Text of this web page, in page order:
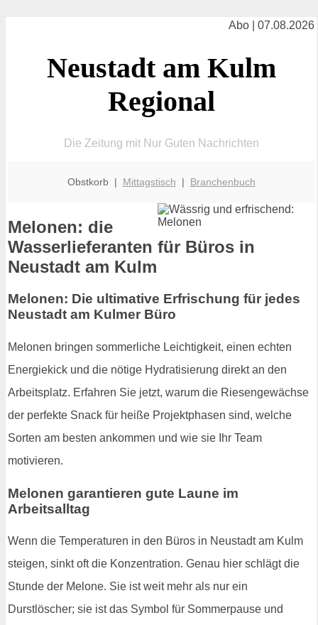
Abo | 07.08.2026
Neustadt am Kulm
Regional
Die Zeitung mit Nur Guten Nachrichten
Obstkorb | Mittagstisch | Branchenbuch
Melonen: die
Wasserlieferanten für Büros in
Neustadt am Kulm
Melonen: Die ultimative Erfrischung für jedes
Neustadt am Kulmer Büro
Melonen bringen sommerliche Leichtigkeit, einen echten
Energiekick und die nötige Hydratisierung direkt an den
Arbeitsplatz. Erfahren Sie jetzt, warum die Riesengewächse
der perfekte Snack für heiße Projektphasen sind, welche
Sorten am besten ankommen und wie sie Ihr Team
motivieren.
Melonen garantieren gute Laune im
Arbeitsalltag
Wenn die Temperaturen in den Büros in Neustadt am Kulm
steigen, sinkt oft die Konzentration. Genau hier schlägt die
Stunde der Melone. Sie ist weit mehr als nur ein
Durstlöscher; sie ist das Symbol für Sommerpause und